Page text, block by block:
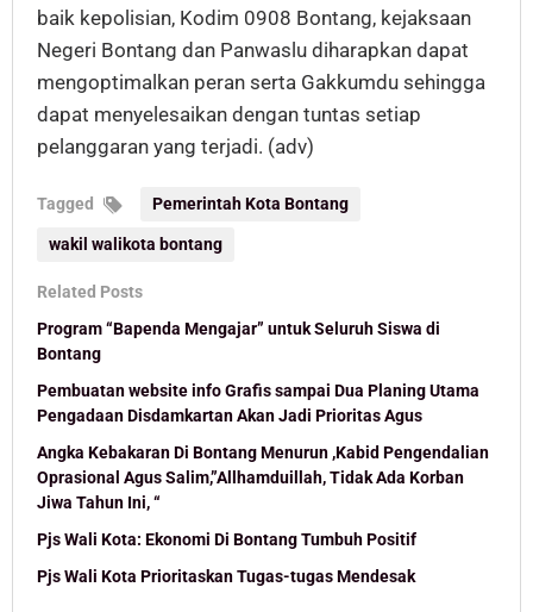
baik kepolisian, Kodim 0908 Bontang, kejaksaan
Negeri Bontang dan Panwaslu diharapkan dapat
mengoptimalkan peran serta Gakkumdu sehingga
dapat menyelesaikan dengan tuntas setiap
pelanggaran yang terjadi. (adv)
Tagged Pemerintah Kota Bontang
wakil walikota bontang
Related Posts
Program “Bapenda Mengajar” untuk Seluruh Siswa di
Bontang
Pembuatan website info Grafis sampai Dua Planing Utama
Pengadaan Disdamkartan Akan Jadi Prioritas Agus
Angka Kebakaran Di Bontang Menurun ,Kabid Pengendalian
Oprasional Agus Salim,”Allhamduillah, Tidak Ada Korban
Jiwa Tahun Ini, “
Pjs Wali Kota: Ekonomi Di Bontang Tumbuh Positif
Pjs Wali Kota Prioritaskan Tugas-tugas Mendesak